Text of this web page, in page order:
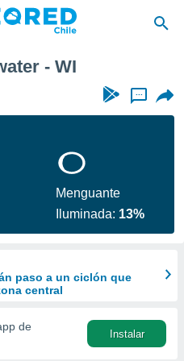
- WI
...
Menguante
Iluminada: 13%
paso a un ciclón que
central
de
Instalar